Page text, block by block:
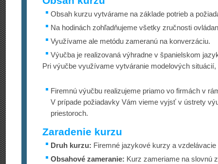
Obsah kurzu vytvárame na základe potrieb a
Na hodinách zohľadňujeme všetky zručnosti
Využívame ale metódu zameranú na konverzáciu.
Výučba je realizovaná výhradne v španielskom
Pri výučbe využívame vytváranie modelových situácií,
Firemnú výučbu realizujeme priamo vo firmách v
V prípade požiadavky Vám vieme vyjsť v ústrety
priestoroch.
Zaradenie kurzu
Druh kurzu: Firemné jazykové kurzy a
Obsahové zameranie: Kurz zameriame na slovnú